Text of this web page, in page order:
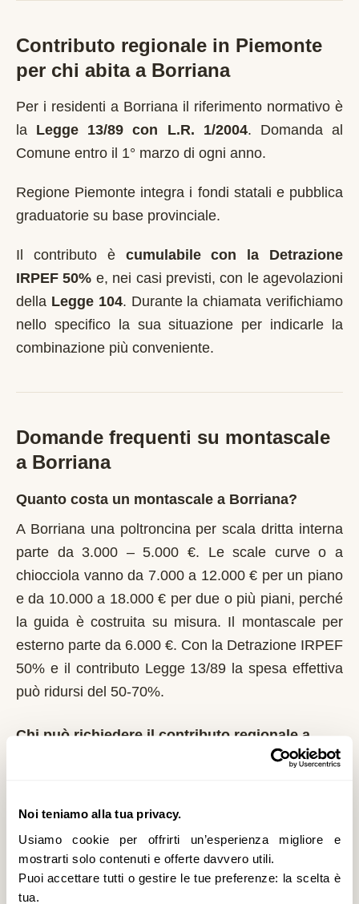
Noi teniamo alla tua privacy.
Usiamo cookie per offrirti un’esperienza migliore e
mostrarti solo contenuti e offerte davvero utili.
Puoi accettare tutti o gestire le tue preferenze: la scelta è
tua.
Contributo regionale in Piemonte
per chi abita a Borriana
Per i residenti a Borriana il riferimento normativo è
la Legge 13/89 con L.R. 1/2004. Domanda al
Comune entro il 1° marzo di ogni anno.
Regione Piemonte integra i fondi statali e pubblica
graduatorie su base provinciale.
Il contributo è cumulabile con la Detrazione
IRPEF 50% e, nei casi previsti, con le agevolazioni
della Legge 104. Durante la chiamata verifichiamo
nello specifico la sua situazione per indicarle la
combinazione più conveniente.
Domande frequenti su montascale
a Borriana
Quanto costa un montascale a Borriana?
A Borriana una poltroncina per scala dritta interna
parte da 3.000 – 5.000 €. Le scale curve o a
chiocciola vanno da 7.000 a 12.000 € per un piano
e da 10.000 a 18.000 € per due o più piani, perché
la guida è costruita su misura. Il montascale per
esterno parte da 6.000 €. Con la Detrazione IRPEF
50% e il contributo Legge 13/89 la spesa effettiva
può ridursi del 50-70%.
Chi può richiedere il contributo regionale a
13/89 con L.R. 1/2004. Domanda al Comune entro
il 1° marzo di ogni anno. Regione Piemonte integra
i fondi statali e pubblica graduatorie su base
provinciale. È un contributo a fondo perduto che si